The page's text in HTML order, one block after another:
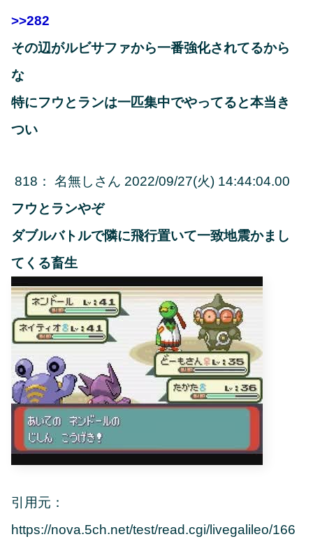
>>282
その辺がルビサファから一番強化されてるから
な
特にフウとランは一匹集中でやってると本当き
つい
818 ： 名無しさん 2022/09/27(火) 14:44:04.00
フウとランやぞ
ダブルバトルで隣に飛行置いて一致地震かまし
てくる畜生
引用元：
https://nova.5ch.net/test/read.cgi/livegalileo/166